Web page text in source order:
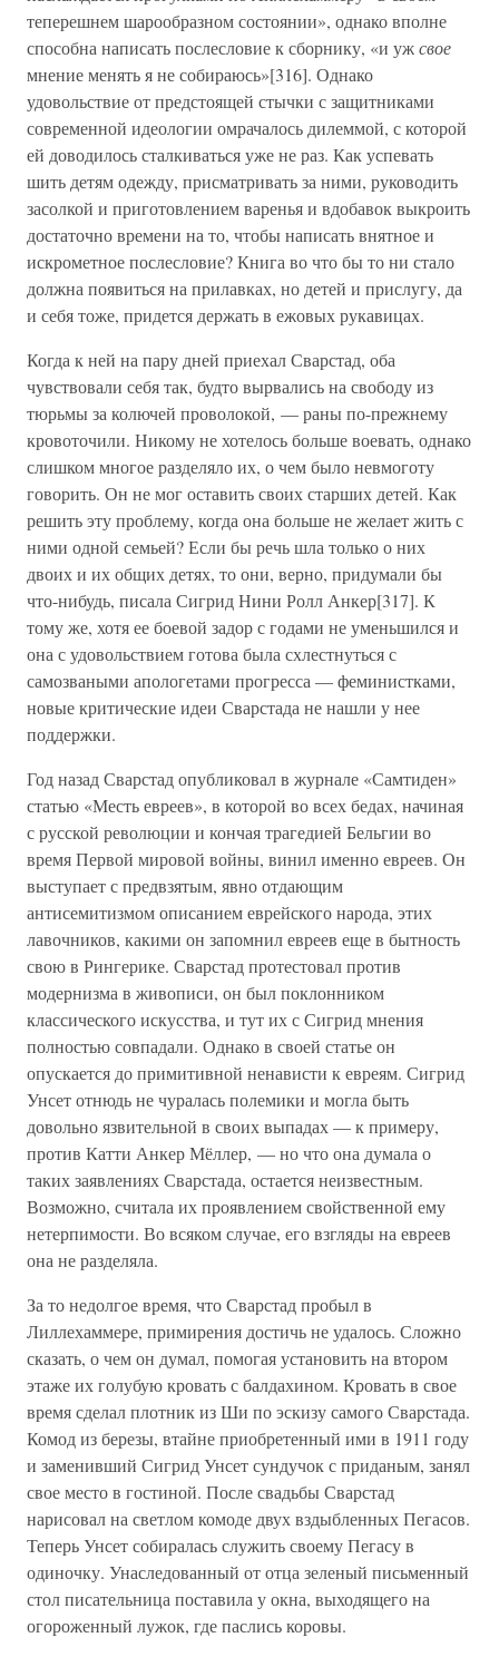
теперешнем шарообразном состоянии», однако вполне
способна написать послесловие к сборнику, «и ужсвое
мнение менять я не собираюсь»[316]. Однако
удовольствие от предстоящей стычки с защитниками
современной идеологии омрачалось дилеммой, с которой
ей доводилось сталкиваться уже не раз. Как успевать
шить детям одежду, присматривать за ними, руководить
засолкой и приготовлением варенья и вдобавок выкроить
достаточно времени на то, чтобы написать внятное и
искрометное послесловие? Книга во что бы то ни стало
должна появиться на прилавках, но детей и прислугу, да
и себя тоже, придется держать в ежовых рукавицах.
Когда к ней на пару дней приехал Сварстад, оба
чувствовали себя так, будто вырвались на свободу из
тюрьмы за колючей проволокой, — раны по-прежнему
кровоточили. Никому не хотелось больше воевать, однако
слишком многое разделяло их, о чем было невмоготу
говорить. Он не мог оставить своих старших детей. Как
решить эту проблему, когда она больше не желает жить с
ними одной семьей? Если бы речь шла только о них
двоих и их общих детях, то они, верно, придумали бы
что-нибудь, писала Сигрид Нини Ролл Анкер[317]. К
тому же, хотя ее боевой задор с годами не уменьшился и
она с удовольствием готова была схлестнуться с
самозваными апологетами прогресса — феминистками,
новые критические идеи Сварстада не нашли у нее
поддержки.
Год назад Сварстад опубликовал в журнале «Самтиден»
статью «Месть евреев», в которой во всех бедах, начиная
с русской революции и кончая трагедией Бельгии во
время Первой мировой войны, винил именно евреев. Он
выступает с предвзятым, явно отдающим
антисемитизмом описанием еврейского народа, этих
лавочников, какими он запомнил евреев еще в бытность
свою в Рингерике. Сварстад протестовал против
модернизма в живописи, он был поклонником
классического искусства, и тут их с Сигрид мнения
полностью совпадали. Однако в своей статье он
опускается до примитивной ненависти к евреям. Сигрид
Унсет отнюдь не чуралась полемики и могла быть
довольно язвительной в своих выпадах — к примеру,
против Катти Анкер Мёллер, — но что она думала о
таких заявлениях Сварстада, остается неизвестным.
Возможно, считала их проявлением свойственной ему
нетерпимости. Во всяком случае, его взгляды на евреев
она не разделяла.
За то недолгое время, что Сварстад пробыл в
Лиллехаммере, примирения достичь не удалось. Сложно
сказать, о чем он думал, помогая установить на втором
этаже их голубую кровать с балдахином. Кровать в свое
время сделал плотник из Ши по эскизу самого Сварстада.
Комод из березы, втайне приобретенный ими в 1911 году
и заменивший Сигрид Унсет сундучок с приданым, занял
свое место в гостиной. После свадьбы Сварстад
нарисовал на светлом комоде двух вздыбленных Пегасов.
Теперь Унсет собиралась служить своему Пегасу в
одиночку. Унаследованный от отца зеленый письменный
стол писательница поставила у окна, выходящего на
огороженный лужок, где паслись коровы.